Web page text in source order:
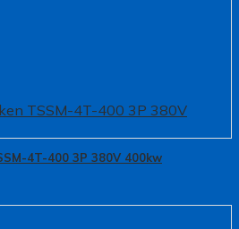
4T-400 3P 380V 400kw